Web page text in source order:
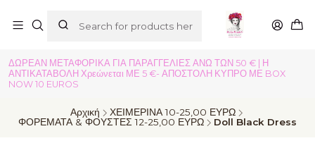
ΔΩΡΕΑΝ ΜΕΤΑΦΟΡΙΚΑ ΓΙΑ ΠΑΡΑΓΓΕΛΙΕΣ ΑΝΩ ΤΩΝ 50 € | Η
ΑΝΤΙΚΑΤΑΒΟΛΗ Χρεώνεται ΜΕ 5 €- ΑΠΟΣΤΟΛΗ ΚΥΠΡΟ ΜΕ BOX
NOW 10 EUROS
Αρχική
ΧΕΙΜΕΡΙΝΑ 10-25,00 ΕΥΡΩ
ΦΟΡΕΜΑΤΑ & ΦΟΥΣΤΕΣ 12-25,00 ΕΥΡΩ
Doll Black Dress